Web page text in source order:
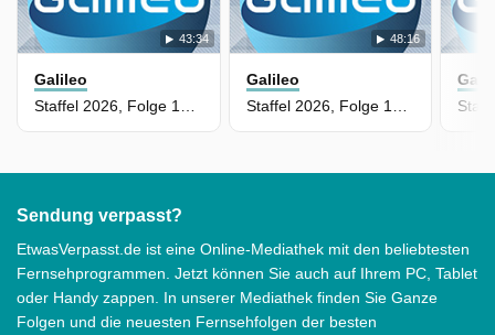
43:34
Galileo
48:16
Galileo
Sendung verpasst?
EtwasVerpasst.de ist eine Online-Mediathek mit den beliebtesten
Fernsehprogrammen. Jetzt können Sie auch auf Ihrem PC, Tablet
oder Handy zappen. In unserer Mediathek finden Sie Ganze
Folgen und die neuesten Fernsehfolgen der besten